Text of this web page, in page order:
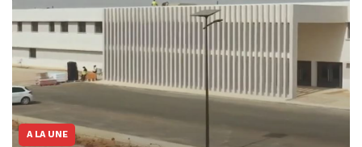
A LA UNE